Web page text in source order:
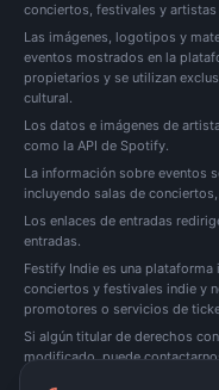
conciertos, festivales y artistas
Las imágenes, logotipos y
eventos mostrados en la
propietarios y se utilizan
cultural.
Los datos e imágenes de
como la API de Spotify.
La información sobre eventos
incluyendo salas de
Los enlaces de entradas
entradas.
Festify Indie es una
conciertos y festivales indie y
promotores o servicios de
Si algún titular de derechos
modificado, puede